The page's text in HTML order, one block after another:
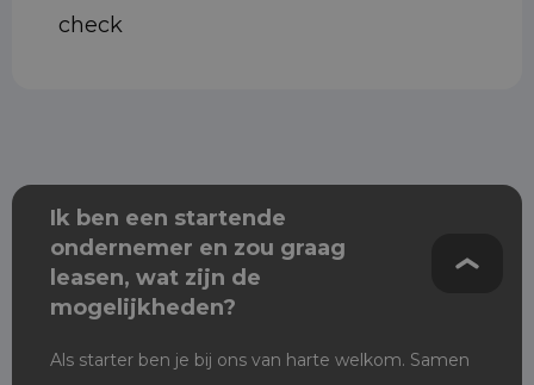
check
Ik ben een startende
ondernemer en zou graag
leasen, wat zijn de
mogelijkheden?
Als starter ben je bij ons van harte welkom. Samen